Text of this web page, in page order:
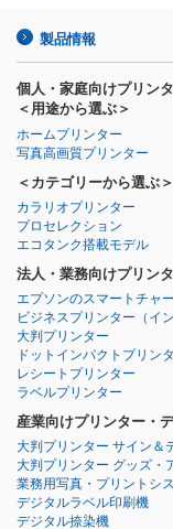
製品情報
個人・家庭向けプリン
＜用途から選ぶ＞
ホームプリンター
写真高画質プリンター
＜カテゴリーから選ぶ＞
カラリオプリンター
プロセレクション
エコタンク搭載モデル
法人・業務向けプリン
エプソンのスマートチャ
ビジネスプリンター （イ
大判プリンター
ドットインパクトプリン
レシートプリンター
ラベルプリンター
産業向けプリンター・
大判プリンター サイン＆
大判プリンター グッズ・
業務用写真・プリントシ
デジタルラベル印刷機
デジタル捺染機